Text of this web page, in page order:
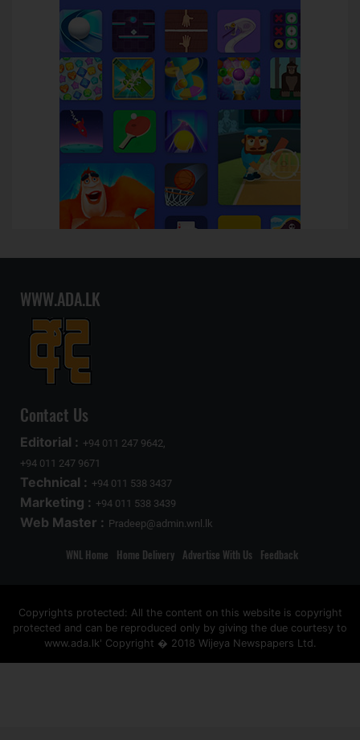
WWW.ADA.LK
Contact Us
Editorial : +94 011 247 9642,
+94 011 247 9671
Technical : +94 011 538 3437
Marketing : +94 011 538 3439
Web Master : Pradeep@admin.wnl.lk
WNL Home Home Delivery Advertise With Us Feedback
Copyrights protected: All the content on this website is copyright
protected and can be reproduced only by giving the due courtesy to
www.ada.lk' Copyright � 2018 Wijeya Newspapers Ltd.